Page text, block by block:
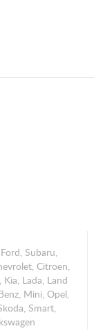
Subaru,
Citroen,
Lada, Land
Mini, Opel,
Smart,